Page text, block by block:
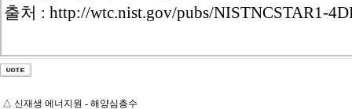
출처 : http://wtc.nist.gov/pubs/NISTNCSTAR1-
△ 신재생 에너지원 - 해양심층수